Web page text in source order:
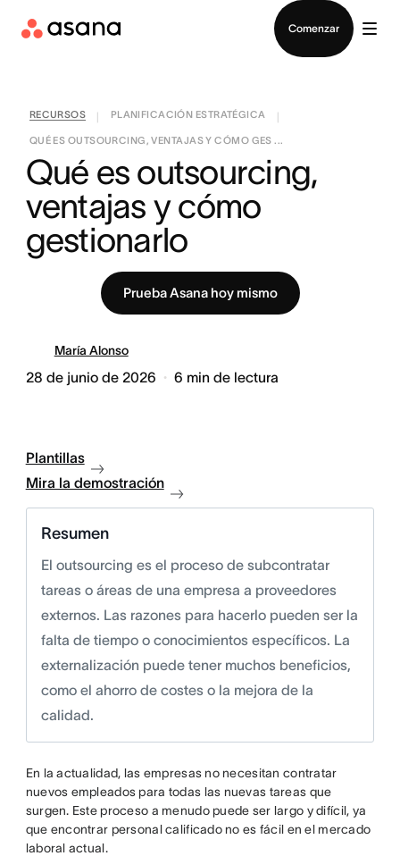
Comenzar
RECURSOS PLANIFICACIÓN ESTRATÉGICA
QUÉ ES OUTSOURCING, VENTAJAS Y CÓMO GES ...
Qué es outsourcing,
ventajas y cómo
gestionarlo
Prueba Asana hoy mismo
María Alonso
28 de junio de 2026 6 min de lectura
Plantillas
Mira la demostración
Resumen
El outsourcing es el proceso de subcontratar
tareas o áreas de una empresa a proveedores
externos. Las razones para hacerlo pueden ser la
falta de tiempo o conocimientos específicos. La
externalización puede tener muchos beneficios,
como el ahorro de costes o la mejora de la
calidad.
En la actualidad, las empresas no necesitan contratar
nuevos empleados para todas las nuevas tareas que
surgen. Este proceso a menudo puede ser largo y difícil, ya
que encontrar personal calificado no es fácil en el mercado
laboral actual.